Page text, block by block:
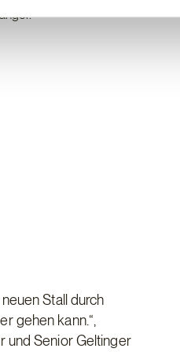
Stall durch
gehen kann.“,
und Senior Geltinger